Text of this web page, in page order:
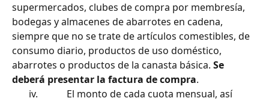
supermercados, clubes de compra por membresía,
bodegas y almacenes de abarrotes en cadena,
siempre que no se trate de artículos comestibles, de
consumo diario, productos de uso doméstico,
abarrotes o productos de la canasta básica. Se
deberá presentar la factura de compra.